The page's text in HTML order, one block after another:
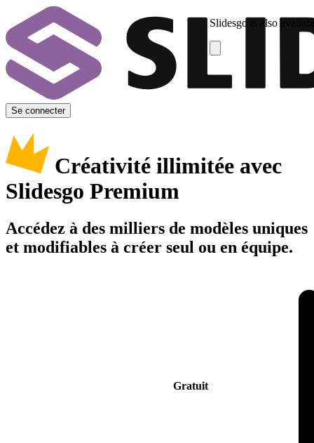
Slidesgo is also
Se connecter
Créativité illimitée avec
Slidesgo Premium
Accédez à des milliers de modèles uniques
et modifiables à créer seul ou en équipe.
Gratuit